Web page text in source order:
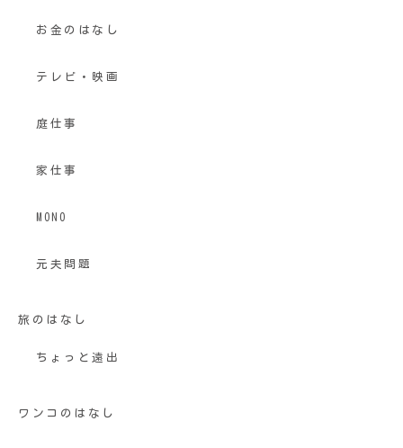
お金のはなし
テレビ・映画
庭仕事
家仕事
MONO
元夫問題
旅のはなし
ちょっと遠出
ワンコのはなし